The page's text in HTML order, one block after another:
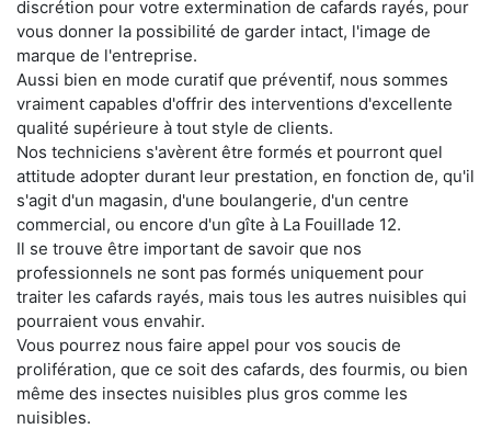
discrétion pour votre extermination de cafards rayés, pour
vous donner la possibilité de garder intact, l'image de
marque de l'entreprise.
Aussi bien en mode curatif que préventif, nous sommes
vraiment capables d'offrir des interventions d'excellente
qualité supérieure à tout style de clients.
Nos techniciens s'avèrent être formés et pourront quel
attitude adopter durant leur prestation, en fonction de, qu'il
s'agit d'un magasin, d'une boulangerie, d'un centre
commercial, ou encore d'un gîte à La Fouillade 12.
Il se trouve être important de savoir que nos
professionnels ne sont pas formés uniquement pour
traiter les cafards rayés, mais tous les autres nuisibles qui
pourraient vous envahir.
Vous pourrez nous faire appel pour vos soucis de
prolifération, que ce soit des cafards, des fourmis, ou bien
même des insectes nuisibles plus gros comme les
nuisibles.